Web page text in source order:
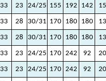
33 23 24/25 155 192 142
33 28 30/31 170 180 180
33 28 30/31 170 180 180
33 23 24/25 170 242 92
33 23 24/25 170 242 92